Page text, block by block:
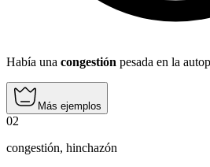
Había una congestión pesada en la
Más ejemplos
02
congestión, hinchazón